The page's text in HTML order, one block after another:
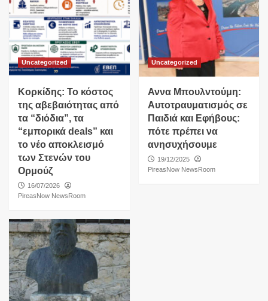
Uncategorized
Κορκίδης: Το κόστος
της αβεβαιότητας από
τα “διόδια”, τα
“εμπορικά deals” και
το νέο αποκλεισμό
των Στενών του
Ορμούζ
16/07/2026
PireasNow NewsRoom
Uncategorized
Αννα Μπουλντούμη:
Αυτοτραυματισμός σε
Παιδιά και Εφήβους:
πότε πρέπει να
ανησυχήσουμε
19/12/2025
PireasNow NewsRoom